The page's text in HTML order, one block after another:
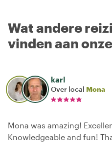
Wat andere
vinden aan
karl
Over local Mona
Mona was amazing!
Knowledgeable and fun!